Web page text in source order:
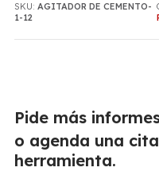
Pide más
o agenda una
herramienta.
SKU: AGITADOR DE CEMENTO-
1-12